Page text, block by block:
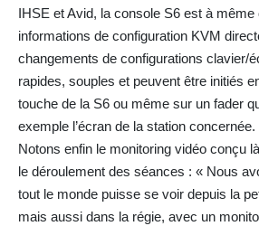
IHSE et Avid, la console S6 est à même
informations de configuration KVM
changements de configurations clavier/
rapides, souples et peuvent être initiés
touche de la S6 ou même sur un fader
exemple l’écran de la station concernée.
Notons enfin le monitoring vidéo conçu
le déroulement des séances : « Nous
tout le monde puisse se voir depuis la
mais aussi dans la régie, avec un